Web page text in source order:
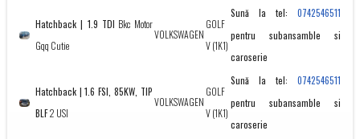
Hatchback | 1.9 TDI Bkc Motor
Gqq Cutie
VOLKSWAGEN
GOLF
V (1K1)
Sună la tel: 0742546511
pentru subansamble si
caroserie
Hatchback | 1.6 FSI, 85KW, TIP
BLF2 USI
VOLKSWAGEN
GOLF
V (1K1)
Sună la tel: 0742546511
pentru subansamble si
caroserie